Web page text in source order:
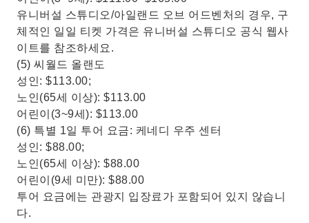
유니버설 스튜디오/아일랜드 오브 어드벤처의 경우, 구
체적인 일일 티켓 가격은 유니버설 스튜디오 공식 웹사
이트를 참조하세요.
(5) 씨월드 올랜도
성인: $113.00;
노인(65세 이상): $113.00
어린이(3~9세): $113.00
(6) 특별 1일 투어 요금: 케네디 우주 센터
성인: $88.00;
노인(65세 이상): $88.00
어린이(9세 미만): $88.00
투어 요금에는 관광지 입장료가 포함되어 있지 않습니
다.